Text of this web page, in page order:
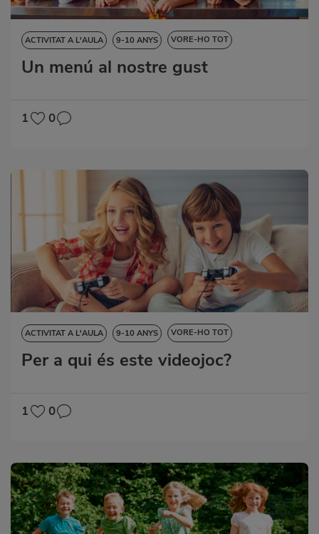
ACTIVITAT A L'AULA 9-10 ANYS VORE-HO TOT
CIÈNCIES DE LA NATURALESA
CIÈNCIES SOCIALS
Un menú al nostre gust
1 0
ACTIVITAT A L'AULA 9-10 ANYS VORE-HO TOT
DESTRESES LINGÜÍSTIQUES
HABILITATS DIGITALS
Per a qui és este videojoc?
1 0